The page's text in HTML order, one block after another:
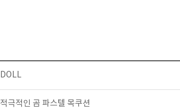
DOLL
적극적인 곰 파스텔 목쿠션